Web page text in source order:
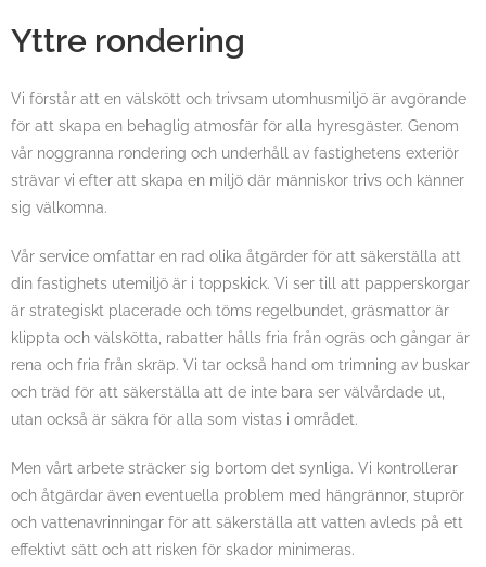
Yttre rondering
Vi förstår att en välskött och trivsam utomhusmiljö är avgörande
för att skapa en behaglig atmosfär för alla hyresgäster. Genom
vår noggranna rondering och underhåll av fastighetens exteriör
strävar vi efter att skapa en miljö där människor trivs och känner
sig välkomna.
Vår service omfattar en rad olika åtgärder för att säkerställa att
din fastighets utemiljö är i toppskick. Vi ser till att papperskorgar
är strategiskt placerade och töms regelbundet, gräsmattor är
klippta och välskötta, rabatter hålls fria från ogräs och gångar är
rena och fria från skräp. Vi tar också hand om trimning av buskar
och träd för att säkerställa att de inte bara ser välvårdade ut,
utan också är säkra för alla som vistas i området.
Men vårt arbete sträcker sig bortom det synliga. Vi kontrollerar
och åtgärdar även eventuella problem med hängrännor, stuprör
och vattenavrinningar för att säkerställa att vatten avleds på ett
effektivt sätt och att risken för skador minimeras.